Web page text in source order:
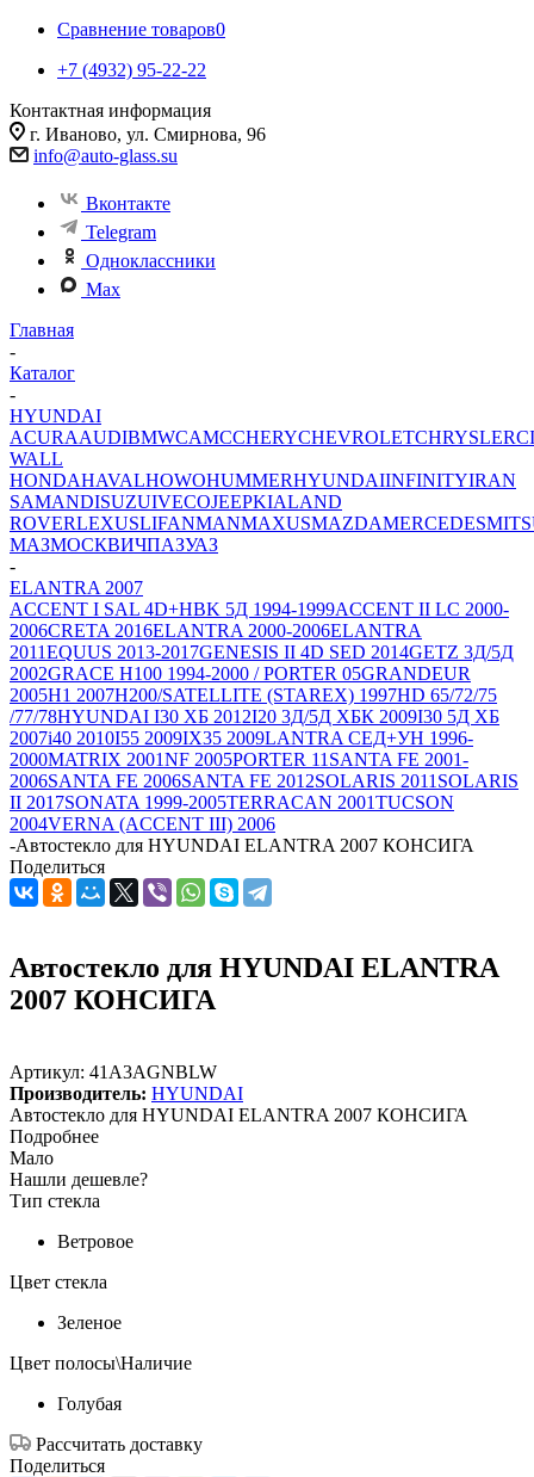
Сравнение товаров0
+7 (4932) 95-22-22
Контактная информация
г. Иваново, ул. Смирнова, 96
info@auto-glass.su
Вконтакте
Telegram
Одноклассники
Max
Главная
-
Каталог
-
HYUNDAI
ACURAAUDIBMWCAMCCHERYCHEVROLETCHRYSLER
WALL
HONDAHAVALHOWOHUMMERHYUNDAIINFINITYIRAN
SAMANDISUZUIVECOJEEPKIALAND
ROVERLEXUSLIFANMANMAXUSMAZDAMERCEDES
МАЗМОСКВИЧПАЗУАЗ
-
ELANTRA 2007
ACCENT I SAL 4D+HBK 5Д 1994-1999ACCENT II LC 2000-
2006CRETA 2016ELANTRA 2000-2006ELANTRA
2011EQUUS 2013-2017GENESIS II 4D SED 2014GETZ 3Д/5Д
2002GRACE H100 1994-2000 / PORTER 05GRANDEUR
2005H1 2007H200/SATELLITE (STAREX) 1997HD 65/72/75
/77/78HYUNDAI I30 ХБ 2012I20 3Д/5Д ХБК 2009I30 5Д ХБ
2007i40 2010I55 2009IX35 2009LANTRA СЕД+УН 1996-
2000MATRIX 2001NF 2005PORTER 11 SANTA FE 2001-
2006SANTA FE 2006SANTA FE 2012SOLARIS 2011 SOLARIS
II 2017SONATA 1999-2005TERRACAN 2001TUCSON
2004VERNA (ACCENT III) 2006
-Автостекло для HYUNDAI ELANTRA 2007 КОНСИГА
Поделиться
Автостекло для HYUNDAI ELANTRA
2007 КОНСИГА
Артикул: 41A3AGNBLW
Производитель: HYUNDAI
Автостекло для HYUNDAI ELANTRA 2007 КОНСИГА
Подробнее
Мало
Нашли дешевле?
Тип стекла
Ветровое
Цвет стекла
Зеленое
Цвет полосы\Наличие
Голубая
Рассчитать доставку
Поделиться